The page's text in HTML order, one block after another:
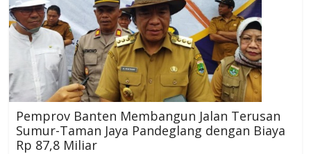
Pemprov Banten Membangun Jalan Terusan
Sumur-Taman Jaya Pandeglang dengan Biaya
Rp 87,8 Miliar